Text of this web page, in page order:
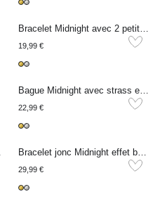
19,99 €
22,99 €
29,99 €